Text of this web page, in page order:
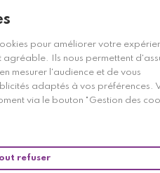
pour améliorer votre
agréable. Ils nous permettent
mesurer l'audience et de vous
adaptés à vos préférences.
via le bouton "Gestion des
refuser
